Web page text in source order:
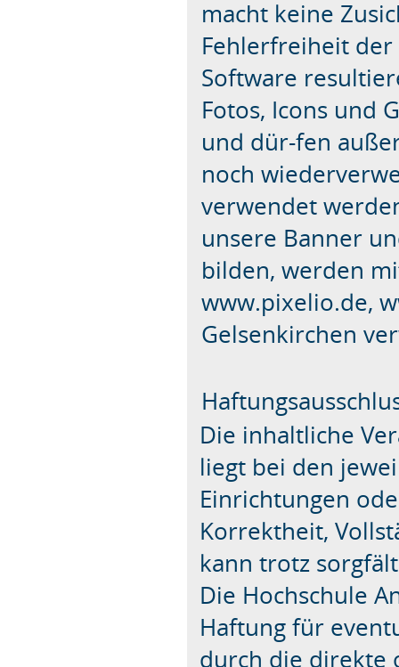
macht keine
Fehlerfreiheit der
Software
Fotos, Icons und
und dür-fen
noch
verwendet
unsere Banner
bilden, werden
www.pixelio.de,
Gelsenkirchen
Die inhaltliche
liegt bei den
Einrichtungen
Korrektheit,
kann trotz
Die Hochschule
Haftung für
durch die direkte